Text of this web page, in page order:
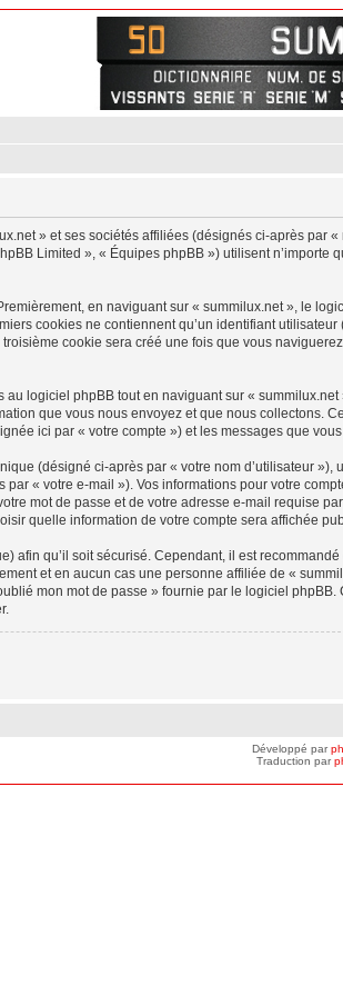
» et ses sociétés affiliées (désignés ci-après par
Limited », « Équipes phpBB ») utilisent
en naviguant sur « summilux.net », le
cookies ne contiennent qu’un identifiant
cookie sera créé une fois que vous
logiciel phpBB tout en naviguant sur «
que vous nous envoyez et que nous collectons.
ici par « votre compte ») et les messages que
(désigné ci-après par « votre nom d’utilisateur
« votre e-mail »). Vos informations pour votre
mot de passe et de votre adresse e-mail requise
quelle information de votre compte sera affichée
afin qu’il soit sécurisé. Cependant, il est
et en aucun cas une personne affiliée de «
mon mot de passe » fournie par le logiciel
Développé par
Traduction par